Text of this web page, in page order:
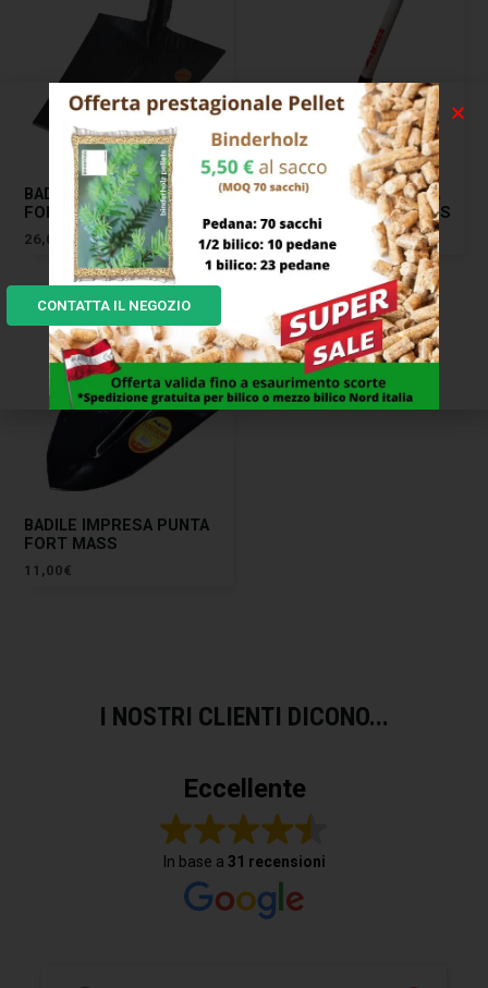
BADILE IMPRESA QUADRO
FORGIATO 28 EXTRA ADEL
26,00
BADILE IMPRESA PUNTA
LEGA SCUDO M/TO MASS
28,00€
BADILE IMPRESA PUNTA
FORT MASS
11,00€
I NOSTRI CLIENTI DICONO...
Eccellente
In base a 31 recensioni
CONTATTA IL NEGOZIO